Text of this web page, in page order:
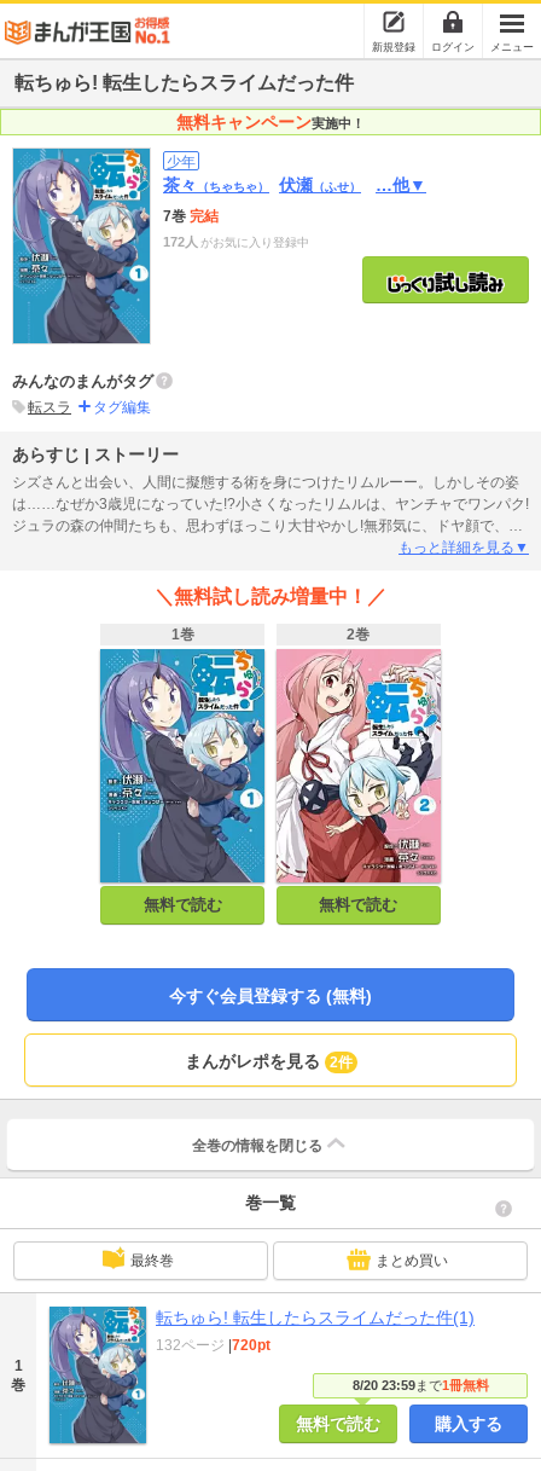
新規登録 ログイン メニュー
転ちゅら! 転生したらスライムだった件
無料キャンペーン実施中！
少年
茶々 （ちゃちゃ） 伏瀬 （ふせ） …他▼
7巻 完結
172人 がお気に入り登録中
みんなのまんがタグ
転スラ タグ編集
あらすじ | ストーリー
シズさんと出会い、人間に擬態する術を身につけたリムルーー。しかしその姿
は……なぜか3歳児になっていた!?小さくなったリムルは、ヤンチャでワンパク!
ジュラの森の仲間たちも、思わずほっこり大甘やかし!無邪気に、ドヤ顔で、ち
びっこリムルがごきげんに繰り広げる、母性本能直撃の『転生したらスライム
もっと詳細を見る▼
＼無料試し読み増量中！／
1巻
無料で読む
2巻
無料で読む
今すぐ会員登録する (無料)
まんがレポを見る 2件
全巻の情報を 閉じる
巻一覧
最終巻 まとめ買い
1
巻
転ちゅら! 転生したらスライムだった件(1)
8/20 23:59まで1冊無料
132ページ |720pt
無料で読む 購入する